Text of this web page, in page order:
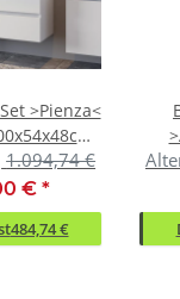
>Pienza<
1.094,74 €
€ *
484,74 €